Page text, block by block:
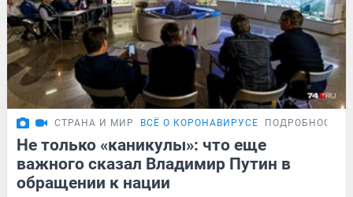
СТРАНА И МИР ВСЁ О КОРОНАВИРУСЕ ПОДРОБНОСТИ
Не только «каникулы»: что еще
важного сказал Владимир Путин в
обращении к нации